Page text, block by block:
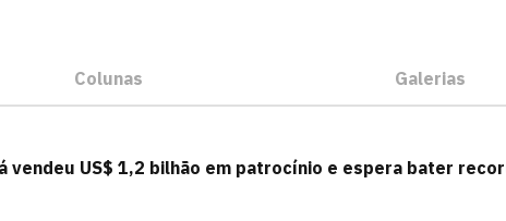
Colunas Galerias
vendeu US$ 1,2 bilhão em patrocínio e espera bater